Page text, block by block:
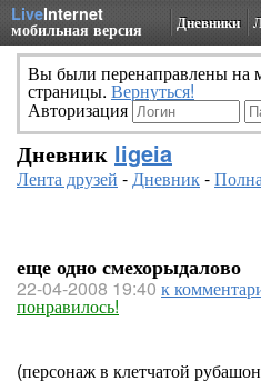
LiveInternet
мобильная версия Дневники
Вы были перенаправлены на
страницы. Вернуться!
Авторизация
Дневник ligeia
Лента друзей -Дневник-
еще одно смехорыдалово
22-04-2008 19:40 к
понравилось!
(персонаж в клетчатой